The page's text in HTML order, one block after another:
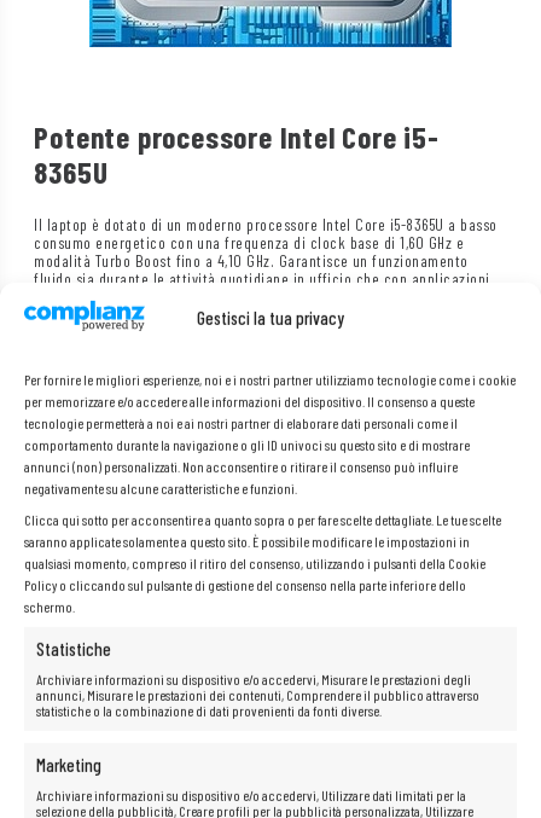
Gestisci la tua privacy
Per fornire le migliori esperienze, noi e i nostri partner utilizziamo tecnologie come i cookie
per memorizzare e/o accedere alle informazioni del dispositivo. Il consenso a queste
tecnologie permetterà a noi e ai nostri partner di elaborare dati personali come il
comportamento durante la navigazione o gli ID univoci su questo sito e di mostrare
annunci (non) personalizzati. Non acconsentire o ritirare il consenso può influire
negativamente su alcune caratteristiche e funzioni.
Clicca qui sotto per acconsentire a quanto sopra o per fare scelte dettagliate. Le tue scelte
saranno applicate solamente a questo sito. È possibile modificare le impostazioni in
qualsiasi momento, compreso il ritiro del consenso, utilizzando i pulsanti della Cookie
Policy o cliccando sul pulsante di gestione del consenso nella parte inferiore dello
schermo.
Statistiche
Archiviare informazioni su dispositivo e/o accedervi, Misurare le prestazioni degli
annunci, Misurare le prestazioni dei contenuti, Comprendere il pubblico attraverso
statistiche o la combinazione di dati provenienti da fonti diverse.
Marketing
Archiviare informazioni su dispositivo e/o accedervi, Utilizzare dati limitati per la
selezione della pubblicità, Creare profili per la pubblicità personalizzata, Utilizzare
Potente processore Intel Core i5-
8365U
Il laptop è dotato di un moderno processore Intel Core i5-8365U a basso
consumo energetico con una frequenza di clock base di 1,60 GHz e
modalità Turbo Boost fino a 4,10 GHz. Garantisce un funzionamento
fluido sia durante le attività quotidiane in ufficio che con applicazioni
aziendali più esigenti.
I processoriIntel Core i5sono la soluzione perfetta per chi cerca
programmi e di passare istantaneamente da un’applicazione all’altra e
da una pagina web all’altra. Inoltre, questi processori offrono
eccezionali capacità di intrattenimento e una riproduzione fluida di film
in alta definizione.
Il modello T490 è la scelta perfetta per chi apprezza la mobilità. Il case
più sottile rispetto alle generazioni precedenti e lo schermo da 14 pollici
offrono la combinazione perfetta tra comodità di lavoro e facilità di
trasporto. Il tutto è realizzato con materiali di alta qualità, che
garantiscono durata e un aspetto elegante.
La cerniera che consente di aprire il laptop in piano (fino a 180 gradi)
permette di regolare in modo flessibile l’angolo di inclinazione dello
schermo. Ciò è particolarmente utile nel lavoro di squadra, durante le
presentazioni o in viaggio.
La comoda tastiera a isola con tasti nitidi e piacevoli è il segno
distintivo della serie ThinkPad. In combinazione con il touchpad
sensibile e il leggendario trackpoint, consente un comodo controllo